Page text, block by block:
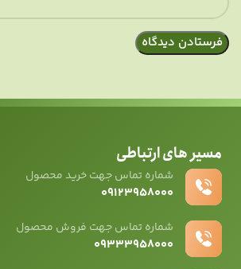
مسیر های ارتباطی
شماره تماس جهت خرید محصول
۰۹۱۲۳۹۵۸۰۰۰
شماره تماس جهت فروش محصول
۰۹۳۳۳۹۵۸۰۰۰